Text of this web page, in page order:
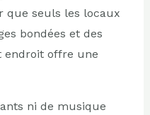
que seuls les locaux
bondées et des
endroit offre une
ni de musique